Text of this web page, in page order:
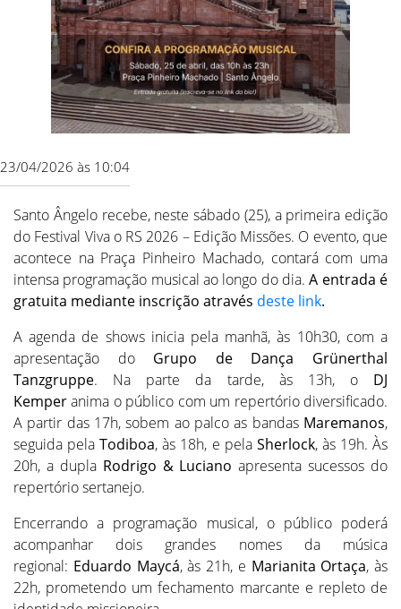
23/04/2026 às 10:04
Santo Ângelo recebe, neste sábado (25), a primeira edição
do Festival Viva o RS 2026 – Edição Missões. O evento, que
acontece na Praça Pinheiro Machado, contará com uma
intensa programação musical ao longo do dia.A entrada é
gratuita mediante inscrição através deste link.
A agenda de shows inicia pela manhã, às 10h30, com a
apresentação do Grupo de Dança Grünerthal
Tanzgruppe. Na parte da tarde, às 13h, o DJ
Kemperanima o público com um repertório diversificado.
A partir das 17h, sobem ao palco as bandasMaremanos,
seguida pelaTodiboa, às 18h, e pela Sherlock, às 19h. Às
20h, a dupla Rodrigo & Luciano apresenta sucessos do
repertório sertanejo.
Encerrando a programação musical, o público poderá
acompanhar dois grandes nomes da música
regional: Eduardo Maycá, às 21h, e Marianita Ortaça, às
22h, prometendo um fechamento marcante e repleto de